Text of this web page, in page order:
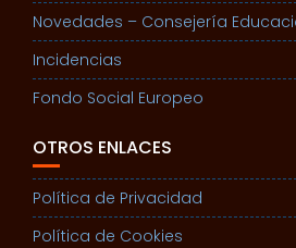
Novedades – Consejería
Incidencias
Fondo Social Europeo
OTROS ENLACES
Política de Privacidad
Política de Cookies